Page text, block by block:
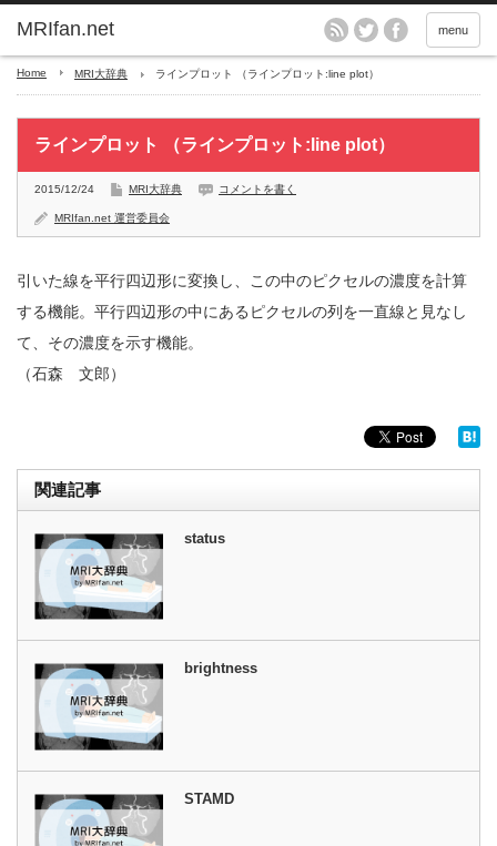
MRIfan.net menu
Home MRI大辞典 ラインプロット （ラインプロット:line plot）
ラインプロット （ラインプロット:line plot）
2015/12/24 MRI大辞典 コメントを書く
MRIfan.net 運営委員会
引いた線を平行四辺形に変換し、この中のピクセルの濃度を計算
する機能。平行四辺形の中にあるピクセルの列を一直線と見なし
て、その濃度を示す機能。
（石森 文郎）
関連記事
status
brightness
STAMD